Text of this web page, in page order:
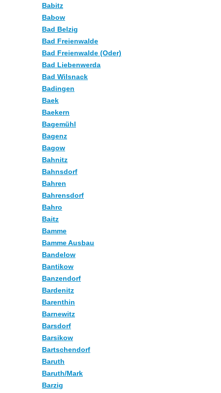
Babitz
Babow
Bad Belzig
Bad Freienwalde
Bad Freienwalde (Oder)
Bad Liebenwerda
Bad Wilsnack
Badingen
Baek
Baekern
Bagemühl
Bagenz
Bagow
Bahnitz
Bahnsdorf
Bahren
Bahrensdorf
Bahro
Baitz
Bamme
Bamme Ausbau
Bandelow
Bantikow
Banzendorf
Bardenitz
Barenthin
Barnewitz
Barsdorf
Barsikow
Bartschendorf
Baruth
Baruth/Mark
Barzig